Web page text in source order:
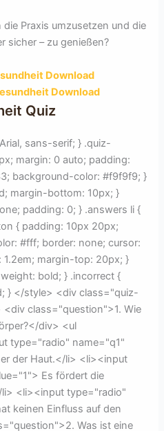
Praxis umzusetzen und die
sicher – zu genießen?
Download
Download
Quiz
sans-serif; } .quiz-
margin: 0 auto; padding:
background-color: #f9f9f9; }
margin-bottom: 10px; }
padding: 0; } .answers li {
{ padding: 10px 20px;
#fff; border: none; cursor:
margin-top: 20px; }
bold; } .incorrect {
} </style> <div class="quiz-
class="question">1. Wie
div> <ul
type="radio" name="q1"
der Haut.</li> <li><input
Es fördert die
<li><input type="radio"
keinen Einfluss auf den
Was ist eine